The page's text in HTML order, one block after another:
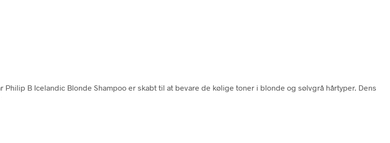
B Icelandic Blonde Shampoo er skabt til at bevare de kølige toner i blonde og sølvgrå hårtyper. Dens